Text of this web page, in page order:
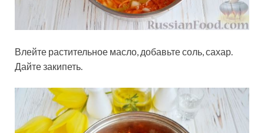
Влейте растительное масло, добавьте соль, сахар.
Дайте закипеть.